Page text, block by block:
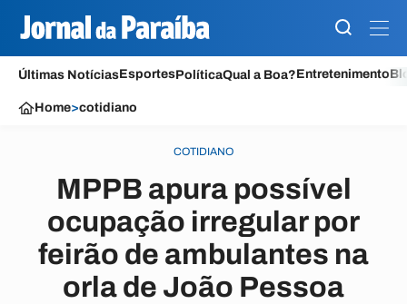
Últimas NotíciasEsportesPolíticaQual a Boa?Entretenimento
Home>cotidiano
COTIDIANO
MPPB apura possível
ocupação irregular por
feirão de ambulantes na
orla de João Pessoa